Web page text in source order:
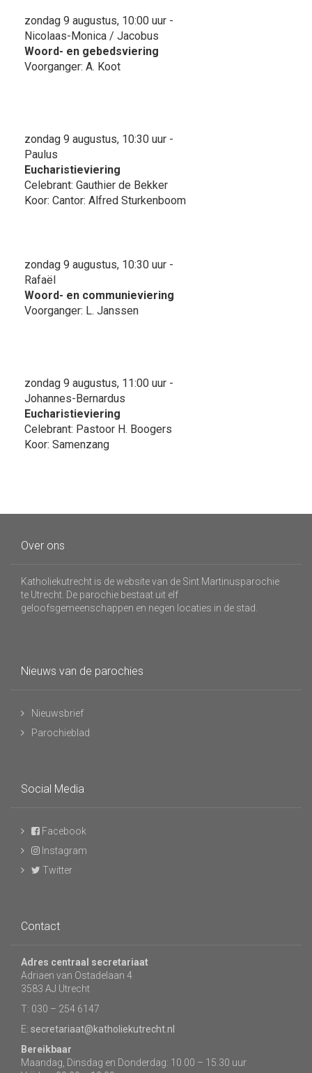
zondag 9 augustus, 10:00 uur -
Nicolaas-Monica / Jacobus
Woord- en gebedsviering
Voorganger: A. Koot
zondag 9 augustus, 10:30 uur -
Paulus
Eucharistieviering
Celebrant: Gauthier de Bekker
Koor: Cantor: Alfred Sturkenboom
zondag 9 augustus, 10:30 uur -
Rafaël
Woord- en communieviering
Voorganger: L. Janssen
zondag 9 augustus, 11:00 uur -
Johannes-Bernardus
Eucharistieviering
Celebrant: Pastoor H. Boogers
Koor: Samenzang
Over ons
Katholiekutrecht is de website van de Sint Martinusparochie
te Utrecht. De parochie bestaat uit elf
geloofsgemeenschappen en negen locaties in de stad.
Nieuws van de parochies
Nieuwsbrief
Parochieblad
Social Media
Facebook
Instagram
Twitter
Contact
Adres centraal secretariaat
Adriaen van Ostadelaan 4
3583 AJ Utrecht
T: 030 – 254 6147
E: secretariaat@katholiekutrecht.nl
Bereikbaar
Maandag, Dinsdag en Donderdag: 10.00 – 15.30 uur